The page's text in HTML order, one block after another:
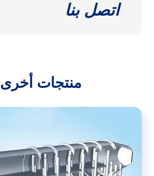
اتصل بنا
منتجات أخرى